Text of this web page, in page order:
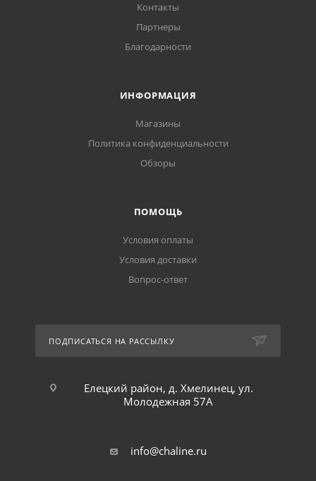
Контакты
Партнеры
Благодарности
ИНФОРМАЦИЯ
Магазины
Политика конфиденциальности
Обзоры
ПОМОЩЬ
Условия оплаты
Условия доставки
Вопрос-ответ
ПОДПИСАТЬСЯ НА РАССЫЛКУ
Елецкий район, д. Хмелинец, ул.
Молодежная 57А
info@chaline.ru